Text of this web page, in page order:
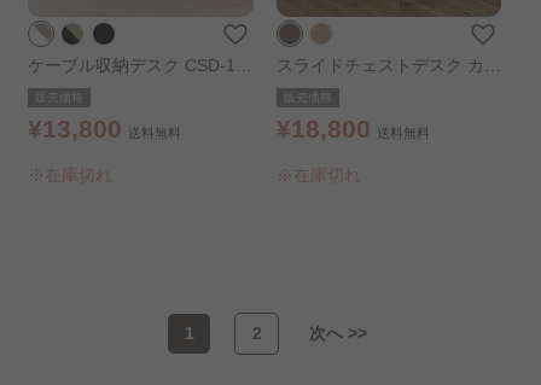
ケーブル収納デスク CSD-11
50 ライトナチュラル/ホワイ
ト
販売価格
¥13,800 送料無料
※在庫切れ
スライドチェストデスク カフ
ェウォールナット
販売価格
¥18,800 送料無料
※在庫切れ
1 2 次へ >>